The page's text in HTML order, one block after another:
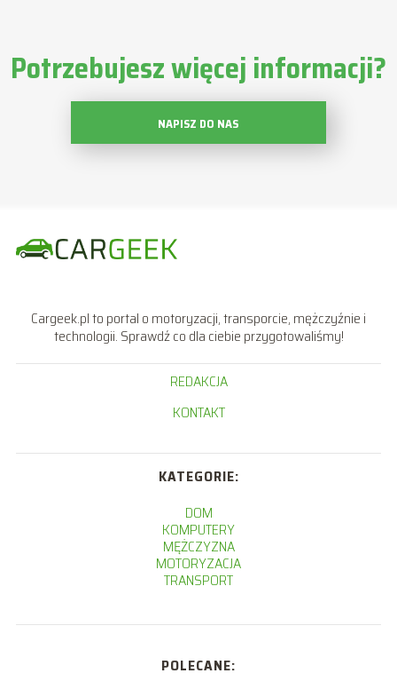
Potrzebujesz więcej informacji?
NAPISZ DO NAS
Cargeek.pl to portal o motoryzacji, transporcie, mężczyźnie i
technologii. Sprawdź co dla ciebie przygotowaliśmy!
REDAKCJA
KONTAKT
KATEGORIE:
DOM
KOMPUTERY
MĘŻCZYZNA
MOTORYZACJA
TRANSPORT
POLECANE: